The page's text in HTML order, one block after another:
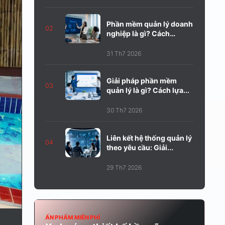
02
Phần mềm quản lý doanh
nghiệp là gì? Cách
31 Th7 2026
03
Giải pháp phần mềm
quản lý là gì? Cách lựa...
30 Th7 2026
04
Liên kết hệ thống quản lý
theo yêu cầu: Giải...
29 Th7 2026
ẤN PHẨM MIỄN PHÍ